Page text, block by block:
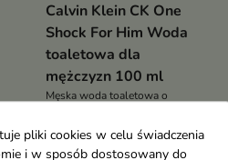
Calvin Klein CK One
Shock For Him Woda
toaletowa dla
mężczyzn 100 ml
Męska woda toaletowa o
charakterze z nutami
klementynki, kardamonu, tytoniu
19,80 €
pliki cookies w celu świadczenia
i w sposób dostosowany do